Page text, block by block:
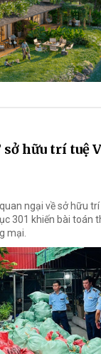
sở hữu trí tuệ
ngại về sở hữu
301 khiến bài toán
mại.